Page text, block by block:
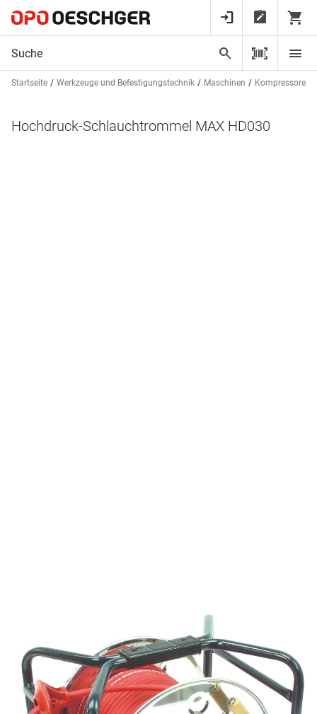
Startseite Werkzeuge und Befestigungstechnik Maschinen Kompressoren
Hochdruck-Schlauchtrommel MAX HD030